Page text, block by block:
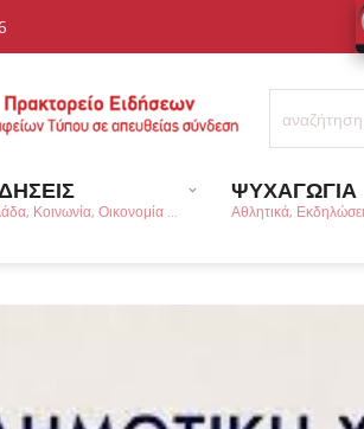
Κοινωνία, Οικονομία ...
ΨΥΧΑΓΩΓΙΑ
Αθλητικά,